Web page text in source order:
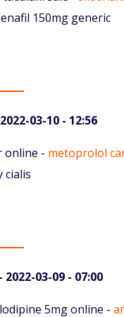
150mg generic
03-10 - 12:56
online - metoprolol
cialis
- 2022-03-09 - 07:00
5mg online -